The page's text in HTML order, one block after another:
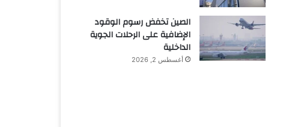
الصين تخفض رسوم الوقود
الإضافية على الرحلات الجوية
الداخلية
أغسطس 2, 2026